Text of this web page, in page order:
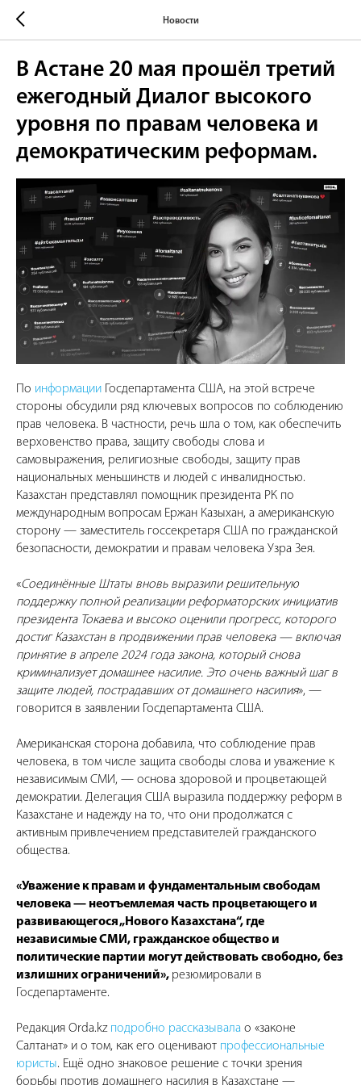
Новости
В Астане 20 мая прошёл третий
ежегодный Диалог высокого
уровня по правам человека и
демократическим реформам.
По информации Госдепартамента США, на этой встрече
стороны обсудили ряд ключевых вопросов по соблюдению
прав человека. В частности, речь шла о том, как обеспечить
верховенство права, защиту свободы слова и
самовыражения, религиозные свободы, защиту прав
национальных меньшинств и людей с инвалидностью.
Казахстан представлял помощник президента РК по
международным вопросам Ержан Казыхан, а американскую
сторону — заместитель госсекретаря США по гражданской
безопасности, демократии и правам человека Узра Зея.
«Соединённые Штаты вновь выразили решительную
поддержку полной реализации реформаторских инициатив
президента Токаева и высоко оценили прогресс, которого
достиг Казахстан в продвижении прав человека — включая
принятие в апреле 2024 года закона, который снова
криминализует домашнее насилие. Это очень важный шаг в
защите людей, пострадавших от домашнего насилия», —
говорится в заявлении Госдепартамента США.
Американская сторона добавила, что соблюдение прав
человека, в том числе защита свободы слова и уважение к
независимым СМИ, — основа здоровой и процветающей
демократии. Делегация США выразила поддержку реформ в
Казахстане и надежду на то, что они продолжатся с
активным привлечением представителей гражданского
общества.
«Уважение к правам и фундаментальным свободам
человека — неотъемлемая часть процветающего и
развивающегося „Нового Казахстана“, где
независимые СМИ, гражданское общество и
политические партии могут действовать свободно, без
излишних ограничений», резюмировали в
Госдепартаменте.
Редакция Orda.kz подробно рассказывала о «законе
Салтанат» и о том, как его оценивают профессиональные
юристы. Ещё одно знаковое решение с точки зрения
борьбы против домашнего насилия в Казахстане —